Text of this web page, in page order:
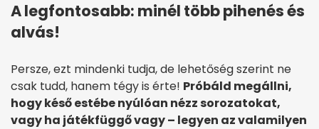
A legfontosabb: minél több pihenés és
alvás!
Persze, ezt mindenki tudja, de lehetőség szerint ne
csak tudd, hanem tégy is érte! Próbáld megállni,
hogy késő estébe nyúlóan nézz sorozatokat,
vagy ha játékfüggő vagy – legyen az valamilyen